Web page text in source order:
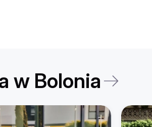
w Bolonia